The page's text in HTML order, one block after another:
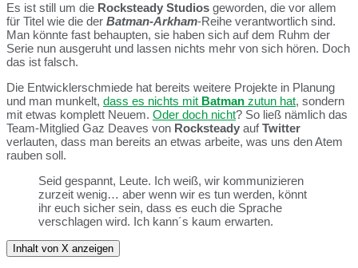
Es ist still um die Rocksteady Studios geworden, die vor allem
für Titel wie die der Batman-Arkham-Reihe verantwortlich sind.
Man könnte fast behaupten, sie haben sich auf dem Ruhm der
Serie nun ausgeruht und lassen nichts mehr von sich hören. Doch
das ist falsch.
Die Entwicklerschmiede hat bereits weitere Projekte in Planung
und man munkelt, dass es nichts mit Batman zutun hat, sondern
mit etwas komplett Neuem. Oder doch nicht? So ließ nämlich das
Team-Mitglied Gaz Deaves von Rocksteady aufTwitter
verlauten, dass man bereits an etwas arbeite, was uns den Atem
rauben soll.
Seid gespannt, Leute. Ich weiß, wir kommunizieren
zurzeit wenig… aber wenn wir es tun werden, könnt
ihr euch sicher sein, dass es euch die Sprache
verschlagen wird. Ich kann´s kaum erwarten.
Inhalt von X anzeigen